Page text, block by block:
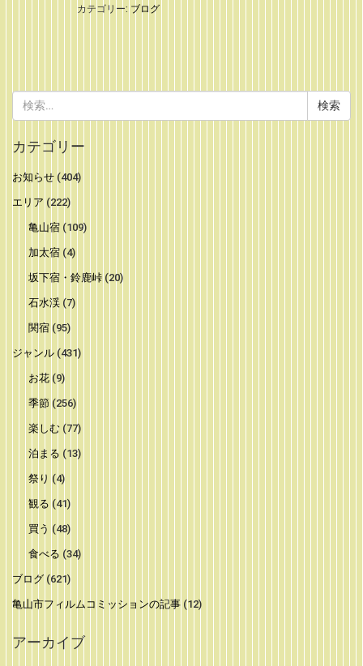
カテゴリー: ブログ
索:
カテゴリー
お知らせ (404)
エリア (222)
亀山宿(109)
加太宿(4)
坂下宿・鈴鹿峠(20)
石水渓(7)
関宿(95)
ジャンル (431)
お花(9)
季節 (256)
楽しむ (77)
泊まる (13)
祭り (4)
観る (41)
買う (48)
食べる (34)
ブログ (621)
亀山市フィルムコミッションの記事 (12)
アーカイブ